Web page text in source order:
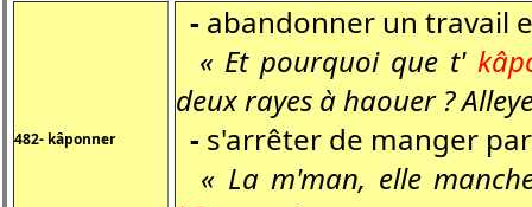
482- kâponner
- abandonner un travail
« Et pourquoi que t'
deux rayes à haouer ?
- s'arrêter de manger
« La m'man, elle